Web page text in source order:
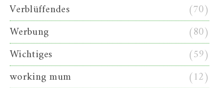
Verblüffendes
(70)
Werbung
(80)
Wichtiges
(59)
working mum
(12)